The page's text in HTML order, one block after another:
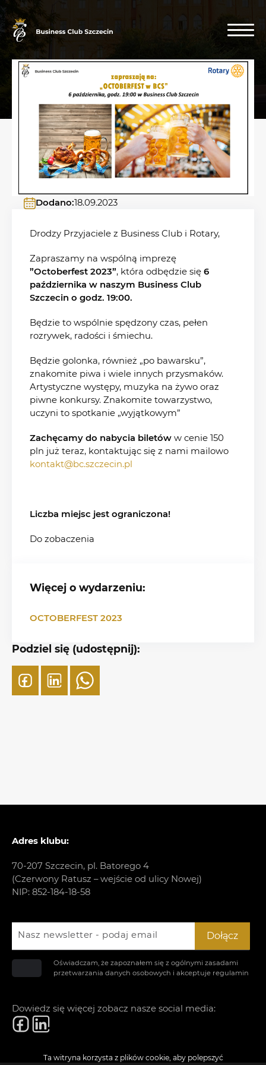
Dodano:18.09.2023
Drodzy Przyjaciele z Business Club i Rotary,
Zapraszamy na wspólną imprezę
”Octoberfest 2023”, która odbędzie się 6
października w naszym Business Club
Szczecin o godz. 19:00.
Będzie to wspólnie spędzony czas, pełen
rozrywek, radości i śmiechu.
Będzie golonka, również „po bawarsku”,
znakomite piwa i wiele innych przysmaków.
Artystyczne występy, muzyka na żywo oraz
piwne konkursy. Znakomite towarzystwo,
uczyni to spotkanie „wyjątkowym”
Zachęcamy do nabycia biletów w cenie 150
pln już teraz, kontaktując się z nami mailowo
kontakt@bc.szczecin.pl
Liczba miejsc jest ograniczona!
Do zobaczenia
Więcej o wydarzeniu:
OCTOBERFEST 2023
Podziel się (udostępnij):
Adres klubu:
70-207 Szczecin, pl. Batorego 4
(Czerwony Ratusz – wejście od ulicy Nowej)
NIP: 852-184-18-58
Nasz newsletter - podaj email
Oświadczam, że zapoznałem się z ogólnymi zasadami
przetwarzania danych osobowych i akceptuje regulamin
Dołącz
Dowiedz się więcej zobacz nasze social media:
Ta witryna korzysta z plików cookie, aby polepszyć